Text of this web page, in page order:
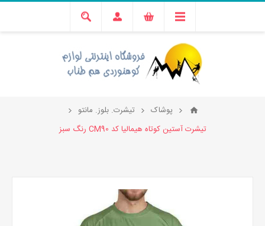
پوشاک
تیشرت. بلوز. مانتو
تیشرت آستین کوتاه هیمالیا کد CM90 رنگ سبز